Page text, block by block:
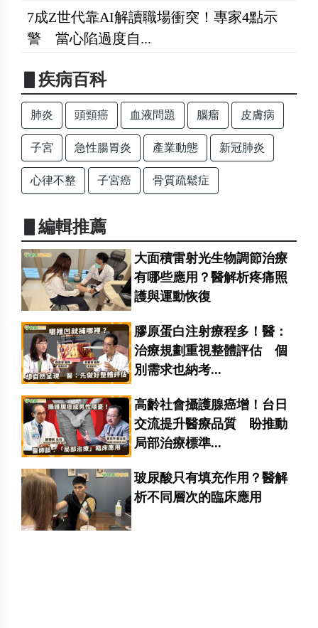
7成Z世代靠AI解讀職場衝突！專家4點示
警 當心陷過度自...
▋疾病百科
肺炎 頭頸癌 血液問題 腦瘤 皮膚病
子宮 急性腸胃炎 產業動態 新冠肺炎
心律不整 子宮癌 骨質疏鬆症
▋編輯推薦
大面積雷射光生物調節治療
有哪些應用？醫解析疼痛照
護與運動恢復
膠原蛋白注射療程多！醫：
治療規劃重視整體評估 個
別需求也納考...
高齡社會攝護腺癌增！台日
交流提升醫療品質 盼推動
局部治療標準...
玻尿酸只有填充作用？醫解
析不同層次的臨床應用